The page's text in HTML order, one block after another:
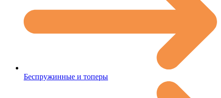
Беспружинные и топеры